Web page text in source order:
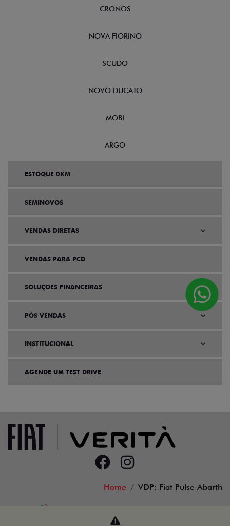
CRONOS
NOVA FIORINO
SCUDO
NOVO DUCATO
MOBI
ARGO
ESTOQUE 0KM
SEMINOVOS
VENDAS DIRETAS
VENDAS PARA PCD
SOLUÇÕES FINANCEIRAS
PÓS VENDAS
INSTITUCIONAL
AGENDE UM TEST DRIVE
Home VDP: Fiat Pulse Abarth
Desacelere. Seu bem maior é a vida.